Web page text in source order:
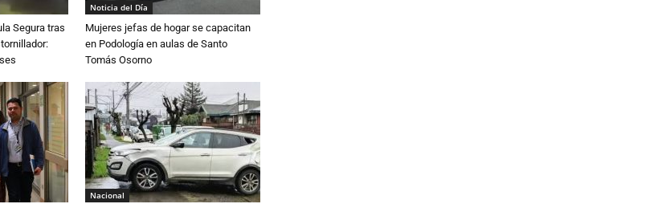
Segura tras
Noticia del Día
Mujeres jefas de hogar se capacitan
en Podología en aulas de Santo
Tomás Osorno
Nacional